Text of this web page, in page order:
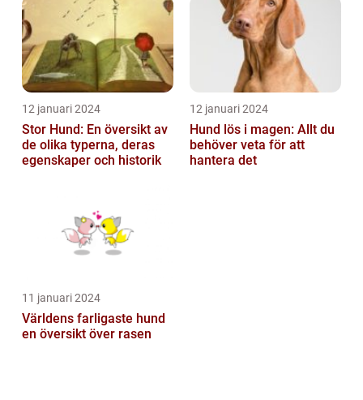
12 januari 2024
Stor Hund: En översikt av
de olika typerna, deras
egenskaper och historik
12 januari 2024
Hund lös i magen: Allt du
behöver veta för att
hantera det
11 januari 2024
Världens farligaste hund
en översikt över rasen